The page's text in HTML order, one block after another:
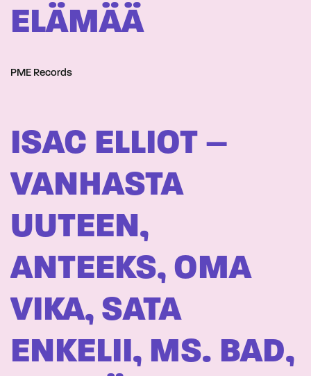
ELÄMÄÄ
PME Records
ISAC ELLIOT –
VANHASTA
UUTEEN,
ANTEEKS, OMA
VIKA, SATA
ENKELII, MS. BAD,